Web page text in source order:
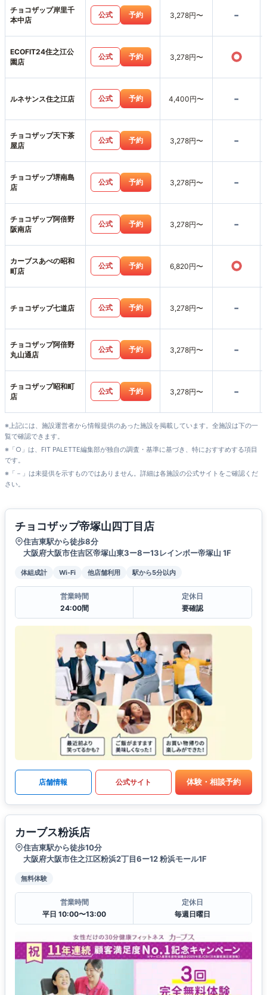
チョコザップ岸里千
本中店
公式 予約 3,278円〜 -
ECOFIT24住之江公
園店
公式 予約 3,278円〜 ○
ルネサンス住之江店 公式 予約 4,400円〜 -
チョコザップ天下茶
屋店
公式 予約 3,278円〜 -
チョコザップ堺南島
店
公式 予約 3,278円〜 -
チョコザップ阿倍野
阪南店
公式 予約 3,278円〜 -
カーブスあべの昭和
町店
公式 予約 6,820円〜 ○
チョコザップ七道店 公式 予約 3,278円〜 -
チョコザップ阿倍野
丸山通店
公式 予約 3,278円〜 -
チョコザップ昭和町
店
公式 予約 3,278円〜 -
※上記には、施設運営者から情報提供のあった施設を掲載しています。全施設は下の一
覧で確認できます。
※「○」は、FIT PALETTE編集部が独自の調査・基準に基づき、特におすすめする項目
です。
※「－」は未提供を示すものではありません。詳細は各施設の公式サイトをご確認くだ
さい。
チョコザップ帝塚山四丁目店
住吉東駅から徒歩8分
大阪府大阪市住吉区帝塚山東3ー8ー13レインボー帝塚山 1F
体組成計 Wi-Fi 他店舗利用 駅から5分以内
営業時間
24:00間
定休日
要確認
店舗情報 公式サイト 体験・相談予約
カーブス粉浜店
住吉東駅から徒歩10分
大阪府大阪市住之江区粉浜2丁目6ー12 粉浜モール1F
無料体験
営業時間
平日 10:00〜13:00
定休日
毎週日曜日